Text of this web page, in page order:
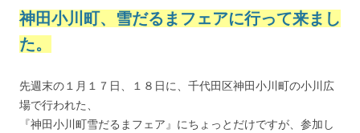
神田小川町、雪だるまフェアに行って来まし
た。
先週末の１月１７日、１８日に、千代田区神田小川町の小川広
場で行われた、
『神田小川町雪だるまフェア』にちょっとだけですが、参加し